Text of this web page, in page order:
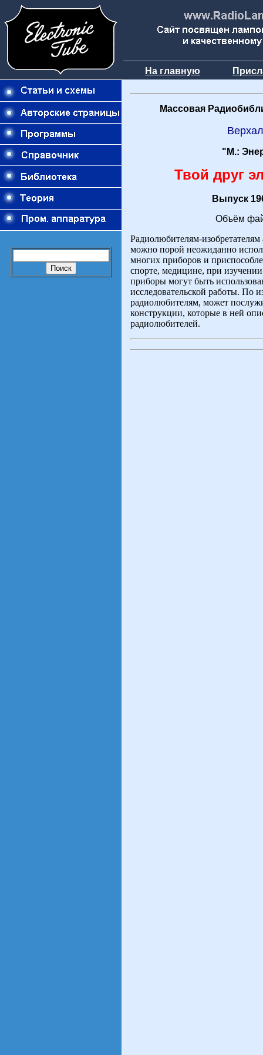
На главную
Массовая
"М.:
Твой друг
Выпуск
Объём
Радиолюбителям-изобретателям
можно порой неожиданно
многих приборов и
спорте, медицине, при
приборы могут быть
исследовательской работы. По
радиолюбителям, может
конструкции, которые в ней
радиолюбителей.